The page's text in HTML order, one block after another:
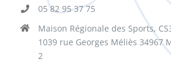
05 82 95 37 75
Maison Régionale des Sports,
1039 rue Georges Méliès 34967
2